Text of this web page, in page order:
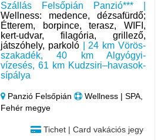
Szállás Felsőpián Panzió*** |
Wellness: medence, dézsafürdő;
Étterem, borpince, terasz, WIFI,
kert-udvar, filagória, grillező,
játszóhely, parkoló| 24 km Vörös-
szakadék, 40 km Algyógyi-
vízesés, 61 km Kudzsiri–havasok-
sípálya
Panzió Felsőpián
Wellness | SPA,
Fehér megye
Tichet | Card vakációs jegy